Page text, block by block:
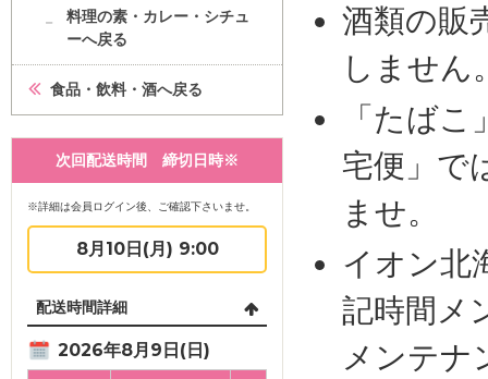
料理の素・カレー・シチュ
ーへ戻る
食品・飲料・酒へ戻る
次回配送時間 締切日時※
※詳細は会員ログイン後、ご確認下さいませ。
8月10日(月) 9:00
配送時間詳細
2026年8月9日(日)
酒類の販
しません
「たば
宅便」で
ませ。
イオン北
記時間メ
メンテナ